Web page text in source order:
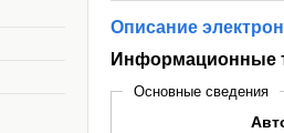
Описание
Информационные
Основные сведения